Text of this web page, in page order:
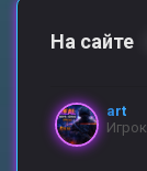
На сайте
art
Игрок